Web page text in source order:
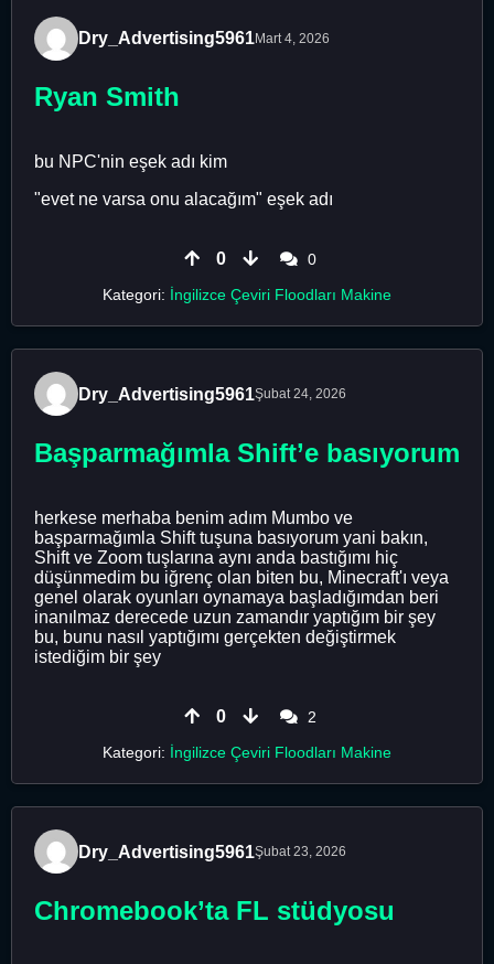
Dry_Advertising5961Mart 4, 2026
Ryan Smith
bu NPC'nin eşek adı kim
"evet ne varsa onu alacağım" eşek adı
0
0
Kategori: İngilizce Çeviri Floodları Makine
Dry_Advertising5961Şubat 24, 2026
Başparmağımla Shift’e basıyorum
herkese merhaba benim adım Mumbo ve
başparmağımla Shift tuşuna basıyorum yani bakın,
Shift ve Zoom tuşlarına aynı anda bastığımı hiç
düşünmedim bu iğrenç olan biten bu, Minecraft'ı veya
genel olarak oyunları oynamaya başladığımdan beri
inanılmaz derecede uzun zamandır yaptığım bir şey
bu, bunu nasıl yaptığımı gerçekten değiştirmek
istediğim bir şey
0
2
Kategori: İngilizce Çeviri Floodları Makine
Dry_Advertising5961Şubat 23, 2026
Chromebook’ta FL stüdyosu